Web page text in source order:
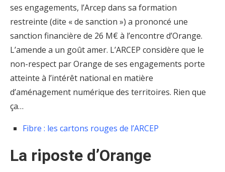
ses engagements, l’Arcep dans sa formation
restreinte (dite « de sanction ») a prononcé une
sanction financière de 26 M€ à l’encontre d’Orange.
L’amende a un goût amer. L’ARCEP considère que le
non-respect par Orange de ses engagements porte
atteinte à l’intérêt national en matière
d’aménagement numérique des territoires. Rien que
ça…
Fibre : les cartons rouges de l’ARCEP
La riposte d’Orange